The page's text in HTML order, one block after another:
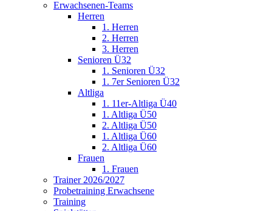
Erwachsenen-Teams
Herren
1. Herren
2. Herren
3. Herren
Senioren Ü32
1. Senioren Ü32
1. 7er Senioren Ü32
Altliga
1. 11er-Altliga Ü40
1. Altliga Ü50
2. Altliga Ü50
1. Altliga Ü60
2. Altliga Ü60
Frauen
1. Frauen
Trainer 2026/2027
Probetraining Erwachsene
Training